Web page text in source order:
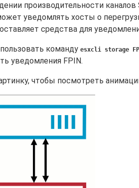
производительности
уведомлять хосты о
средства для
команду esxcli storage
уведомления FPIN.
чтобы посмотреть